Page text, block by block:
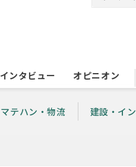
インタビュー オピニオン
マテハン・物流 建設・イ